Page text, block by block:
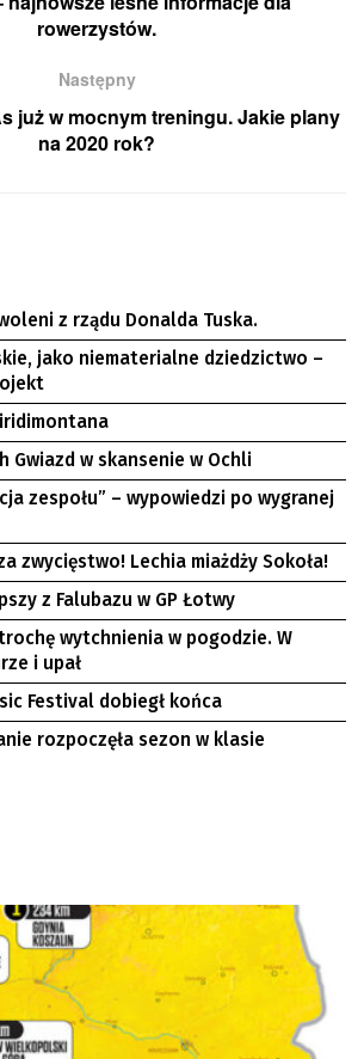
rowerzystów.
Następny
już w mocnym treningu. Jakie plany
na 2020 rok?
z rządu Donalda Tuska.
jako niematerialne dziedzictwo –
Gwiazd w skansenie w Ochli
zespołu” – wypowiedzi po wygranej
zwycięstwo! Lechia miażdży Sokoła!
z Falubazu w GP Łotwy
wytchnienia w pogodzie. W
i upał
Festival dobiegł końca
rozpoczęła sezon w klasie